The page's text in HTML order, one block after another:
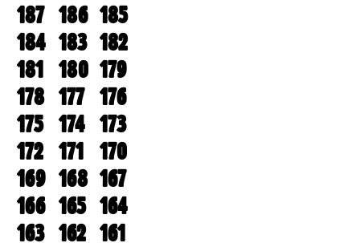
187 186 185
184 183 182
181 180 179
178 177 176
175 174 173
172 171 170
169 168 167
166 165 164
163 162 161